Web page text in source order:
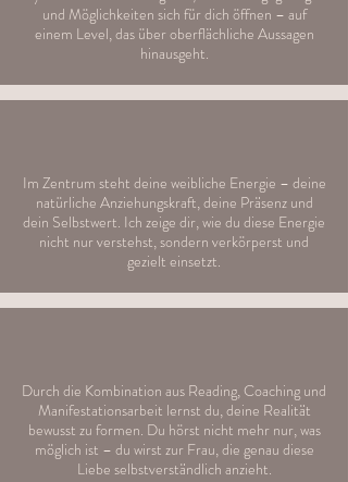
und Möglichkeiten sich für dich öffnen – auf
einem Level, das über oberflächliche Aussagen
hinausgeht.
Im Zentrum steht deine weibliche Energie – deine
natürliche Anziehungskraft, deine Präsenz und
dein Selbstwert. Ich zeige dir, wie du diese Energie
nicht nur verstehst, sondern verkörperst und
gezielt einsetzt.
Durch die Kombination aus Reading, Coaching und
Manifestationsarbeit lernst du, deine Realität
bewusst zu formen. Du hörst nicht mehr nur, was
möglich ist – du wirst zur Frau, die genau diese
Liebe selbstverständlich anzieht.